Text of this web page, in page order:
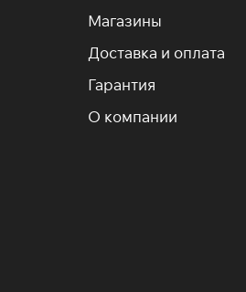
Магазины
Доставка и оплата
Гарантия
О компании